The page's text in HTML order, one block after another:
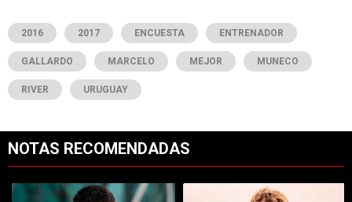
2016 2017 ENCUESTA ENTRENADOR
GALLARDO MARCELO MEJOR MUNECO
RIVER URUGUAY
NOTAS RECOMENDADAS
Un artículo de tendencia con el título "Confirmado: ya se sabe qué
Un artículo de tendencia con el